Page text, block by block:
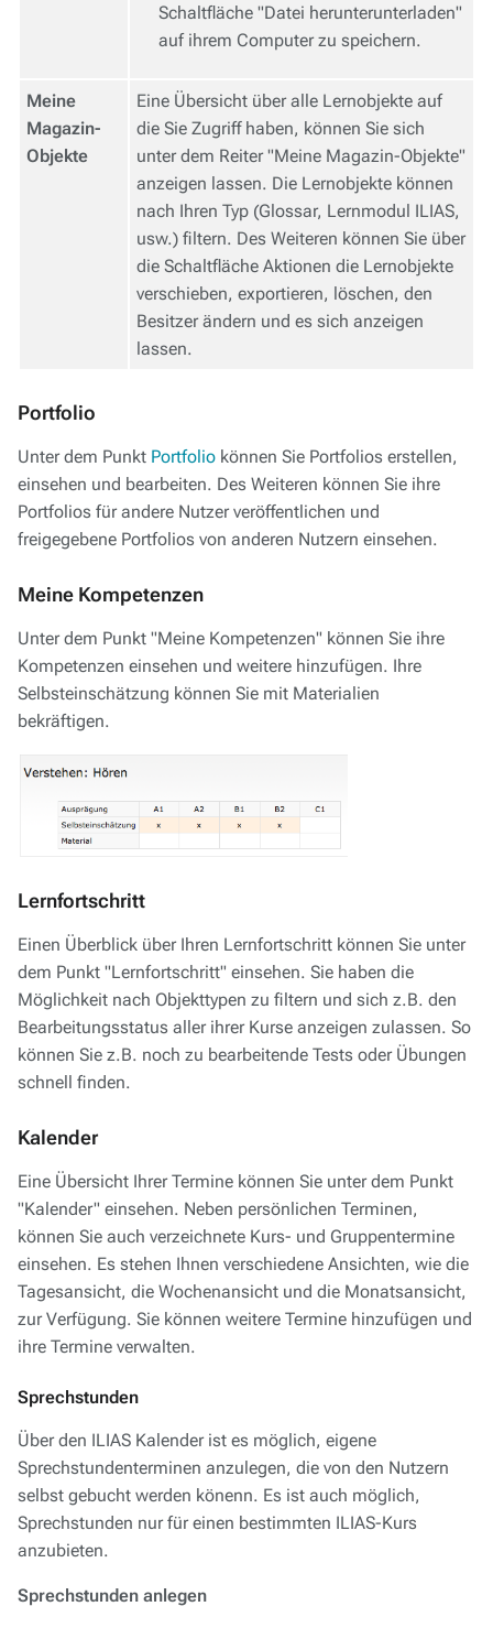
Schaltfläche "Datei herunterunterladen"
auf ihrem Computer zu speichern.
Meine
Magazin-
Objekte
Eine Übersicht über alle Lernobjekte auf
die Sie Zugriff haben, können Sie sich
unter dem Reiter "Meine Magazin-Objekte"
anzeigen lassen. Die Lernobjekte können
nach Ihren Typ (Glossar, Lernmodul ILIAS,
usw.) filtern. Des Weiteren können Sie über
die Schaltfläche Aktionen die Lernobjekte
verschieben, exportieren, löschen, den
Besitzer ändern und es sich anzeigen
lassen.
Portfolio
Unter dem Punkt Portfolio können Sie Portfolios erstellen,
einsehen und bearbeiten. Des Weiteren können Sie ihre
Portfolios für andere Nutzer veröffentlichen und
freigegebene Portfolios von anderen Nutzern einsehen.
Meine Kompetenzen
Unter dem Punkt "Meine Kompetenzen" können Sie ihre
Kompetenzen einsehen und weitere hinzufügen. Ihre
Selbsteinschätzung können Sie mit Materialien
bekräftigen.
Lernfortschritt
Einen Überblick über Ihren Lernfortschritt können Sie unter
dem Punkt "Lernfortschritt" einsehen. Sie haben die
Möglichkeit nach Objekttypen zu filtern und sich z.B. den
Bearbeitungsstatus aller ihrer Kurse anzeigen zulassen. So
können Sie z.B. noch zu bearbeitende Tests oder Übungen
schnell finden.
Kalender
Eine Übersicht Ihrer Termine können Sie unter dem Punkt
"Kalender" einsehen. Neben persönlichen Terminen,
können Sie auch verzeichnete Kurs- und Gruppentermine
einsehen. Es stehen Ihnen verschiedene Ansichten, wie die
Tagesansicht, die Wochenansicht und die Monatsansicht,
zur Verfügung. Sie können weitere Termine hinzufügen und
ihre Termine verwalten.
Sprechstunden
Über den ILIAS Kalender ist es möglich, eigene
Sprechstundenterminen anzulegen, die von den Nutzern
selbst gebucht werden könenn. Es ist auch möglich,
Sprechstunden nur für einen bestimmten ILIAS-Kurs
anzubieten.
Sprechstunden anlegen